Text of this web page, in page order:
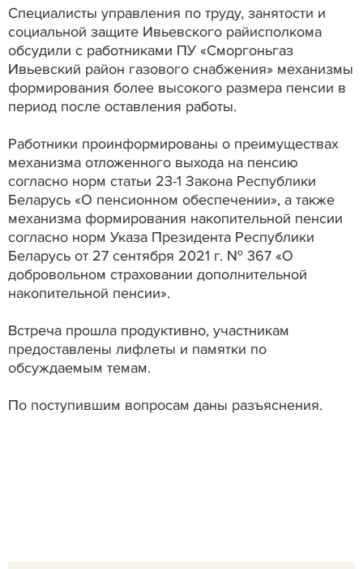
Специалисты управления по труду, занятости и
социальной защите Ивьевского райисполкома
обсудили с работниками ПУ «Сморгоньгаз
Ивьевский район газового снабжения» механизмы
формирования более высокого размера пенсии в
период после оставления работы.
Работники проинформированы о преимуществах
механизма отложенного выхода на пенсию
согласно норм статьи 23-1 Закона Республики
Беларусь «О пенсионном обеспечении», а также
механизма формирования накопительной пенсии
согласно норм Указа Президента Республики
Беларусь от 27 сентября 2021 г. № 367 «О
добровольном страховании дополнительной
накопительной пенсии».
Встреча прошла продуктивно, участникам
предоставлены лифлеты и памятки по
обсуждаемым темам.
По поступившим вопросам даны разъяснения.